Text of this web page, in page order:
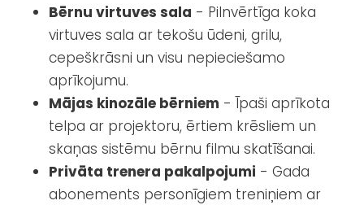
Bērnu virtuves sala - Pilnvērtīga koka
virtuves sala ar tekošu ūdeni, grilu,
cepeškrāsni un visu nepieciešamo
aprīkojumu.
Mājas kinozāle bērniem - Īpaši aprīkota
telpa ar projektoru, ērtiem krēsliem un
skaņas sistēmu bērnu filmu skatīšanai.
Privāta trenera pakalpojumi - Gada
abonements personīgiem treniņiem ar